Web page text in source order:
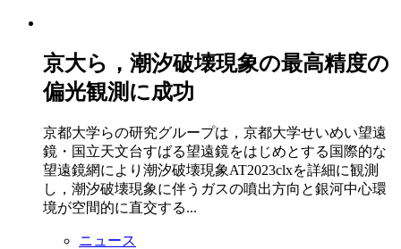
京大ら，潮汐破壊現象の最高精度の
偏光観測に成功
京都大学らの研究グループは，京都大学せいめい望遠
鏡・国立天文台すばる望遠鏡をはじめとする国際的な
望遠鏡網により潮汐破壊現象AT2023clxを詳細に観測
し，潮汐破壊現象に伴うガスの噴出方向と銀河中心環
境が空間的に直交する...
ニュース